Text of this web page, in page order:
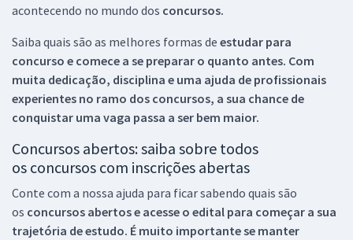
acontecendo no mundo dos concursos.
Saiba quais são as melhores formas de estudar para
concurso e comece a se preparar o quanto antes. Com
muita dedicação, disciplina e uma ajuda de profissionais
experientes no ramo dos concursos, a sua chance de
conquistar uma vaga passa a ser bem maior.
Concursos abertos: saiba sobre todos
os concursos com inscrições abertas
Conte com a nossa ajuda para ficar sabendo quais são
os concursos abertos e acesse o edital para começar a sua
trajetória de estudo. É muito importante se manter